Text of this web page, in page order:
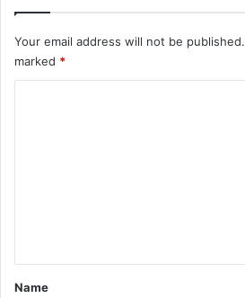
Your email address will not be published.
marked *
*
Name